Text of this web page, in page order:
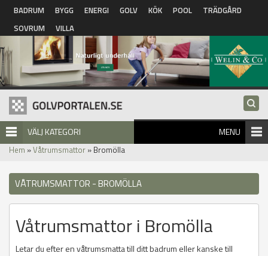
Hoppa till huvudinnehåll
BADRUM BYGG ENERGI GOLV KÖK POOL
TRÄDGÅRD
SOVRUM
VILLA
VÄLJ KATEGORI MENU
Hem »Våtrumsmattor » Bromölla
VÅTRUMSMATTOR - BROMÖLLA
Våtrumsmattor i Bromölla
Letar du efter en våtrumsmatta till ditt badrum eller kanske till